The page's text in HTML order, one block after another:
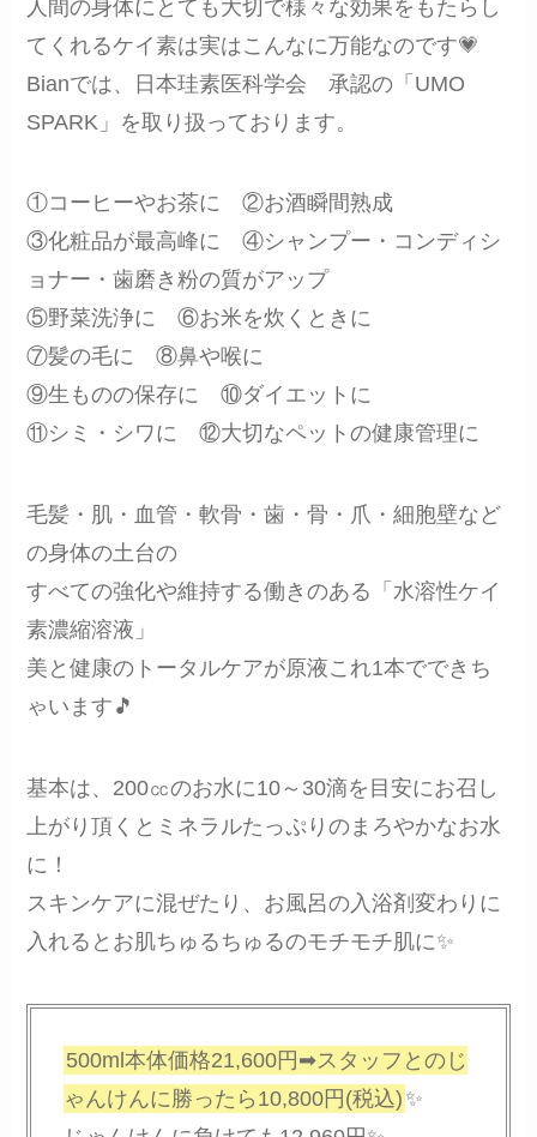
人間の身体にとても大切で様々な効果をもたらし
てくれるケイ素は実はこんなに万能なのです💗
Bianでは、日本珪素医科学会 承認の「UMO
SPARK」を取り扱っております。
①コーヒーやお茶に ②お酒瞬間熟成
③化粧品が最高峰に ④シャンプー・コンディシ
ョナー・歯磨き粉の質がアップ
⑤野菜洗浄に ⑥お米を炊くときに
⑦髪の毛に ⑧鼻や喉に
⑨生ものの保存に ⑩ダイエットに
⑪シミ・シワに ⑫大切なペットの健康管理に
毛髪・肌・血管・軟骨・歯・骨・爪・細胞壁など
の身体の土台の
すべての強化や維持する働きのある「水溶性ケイ
素濃縮溶液」
美と健康のトータルケアが原液これ1本でできち
ゃいます🎵
基本は、200㏄のお水に10～30滴を目安にお召し
上がり頂くとミネラルたっぷりのまろやかなお水
に！
スキンケアに混ぜたり、お風呂の入浴剤変わりに
入れるとお肌ちゅるちゅるのモチモチ肌に✨
500ml本体価格21,600円➡スタッフとのじ
ゃんけんに勝ったら10,800円(税込) ✨